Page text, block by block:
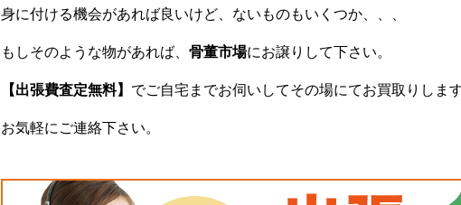
身に付ける機会があれば良いけど、ないものもいくつか、、、
もしそのような物があれば、 骨董市場にお譲りして下さい。
【出張費査定無料】 でご自宅までお伺いしてその場にてお買取りしま
お気軽にご連絡下さい。